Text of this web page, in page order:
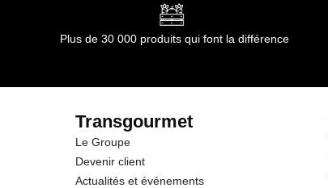
Plus de 30 000 produits qui font la différence
Transgourmet
Le Groupe
Devenir client
Actualités et événements